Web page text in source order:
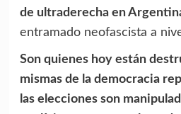
de ultraderecha en
entramado neofascista a
Son quienes hoy están
mismas de la democracia
las elecciones son